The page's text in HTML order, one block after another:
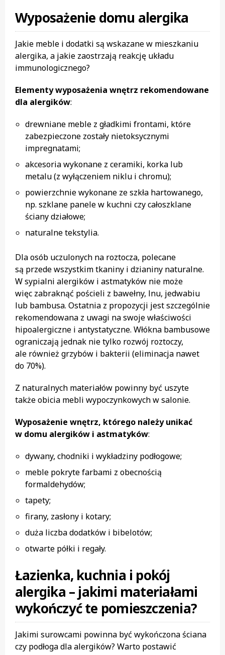
Wyposażenie domu alergika
Jakie meble i dodatki są wskazane w mieszkaniu
alergika, a jakie zaostrzają reakcję układu
immunologicznego?
Elementy wyposażenia wnętrz rekomendowane
dla alergików:
drewniane meble z gładkimi frontami, które
zabezpieczone zostały nietoksycznymi
impregnatami;
akcesoria wykonane z ceramiki, korka lub
metalu (z wyłączeniem niklu i chromu);
powierzchnie wykonane ze szkła hartowanego,
np. szklane panele w kuchni czy całoszklane
ściany działowe;
naturalne tekstylia.
Dla osób uczulonych na roztocza, polecane
są przede wszystkim tkaniny i dzianiny naturalne.
W sypialni alergików i astmatyków nie może
więc zabraknąć pościeli z bawełny, lnu, jedwabiu
lub bambusa. Ostatnia z propozycji jest szczególnie
rekomendowana z uwagi na swoje właściwości
hipoalergiczne i antystatyczne. Włókna bambusowe
ograniczają jednak nie tylko rozwój roztoczy,
ale również grzybów i bakterii (eliminacja nawet
do 70%).
Z naturalnych materiałów powinny być uszyte
także obicia mebli wypoczynkowych w salonie.
Wyposażenie wnętrz, którego należy unikać
w domu alergików i astmatyków:
dywany, chodniki i wykładziny podłogowe;
meble pokryte farbami z obecnością
formaldehydów;
tapety;
firany, zasłony i kotary;
duża liczba dodatków i bibelotów;
otwarte półki i regały.
Łazienka, kuchnia i pokój
alergika – jakimi materiałami
wykończyć te pomieszczenia?
Jakimi surowcami powinna być wykończona ściana
czy podłoga dla alergików? Warto postawić